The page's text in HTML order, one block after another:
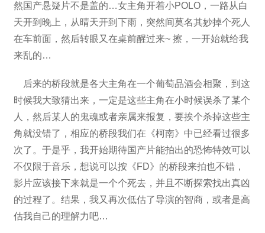
然国产悬疑片不是盖的…女主角开着小POLO，一路从白
天开到晚上，从晴天开到下雨，突然间莫名其妙掉个死人
在车前面，然后转眼又在桌前醒过来~ 擦，一开始就给我
来乱的…
后来的桥段就是各大主角在一个葡萄品酒会相聚，到这
时候我大致猜出来，一定是这些主角在小时候误杀了某个
人，然后某人的鬼魂或者亲属来报复，要挨个杀掉这些主
角就没错了，相应的桥段我们在《柯南》中已经看过很多
次了。于是乎，我开始期待国产片能拍出的恐怖特效可以
不仅限于音乐，想说可以按《FD》的桥段来拍也不错，
影片应该接下来就是一个个死去，并且不断探索找出真凶
的过程了。结果，我又再次低估了导演的智商，或者是高
估我自己的理解力吧…